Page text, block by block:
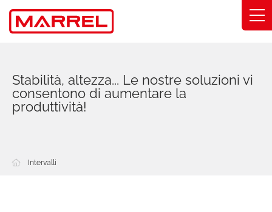
Pannello di gestione dei cookies
Stabilità, altezza... Le nostre soluzioni vi
consentono di aumentare la
produttività!
Intervalli
Competenza